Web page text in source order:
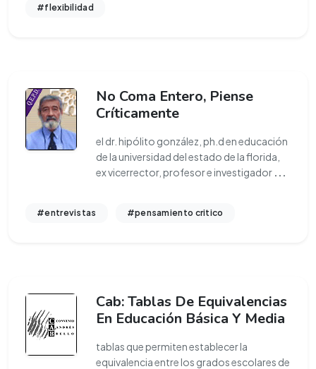
#flexibilidad
No Coma Entero, Piense
Críticamente
el dr. hipólito gonzález, ph.d en educación
de la universidad del estado de la florida,
ex vicerrector, profesor e investigador ...
#entrevistas #pensamiento critico
Cab: Tablas De Equivalencias
En Educación Básica Y Media
tablas que permiten establecer la
equivalencia entre los grados escolares de